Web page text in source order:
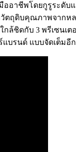
อาชีพโดยกูรูระดั
วัตถุดิบคุณภาพจา
กล้ชิดกับ 3 พรีเซ
บรนด์ แบบจัดเต็มอี